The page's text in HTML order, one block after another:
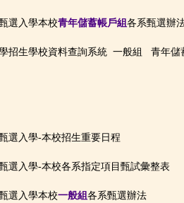
選入學本校青年儲蓄帳戶組 各系甄選辦
招生學校資料查詢系統 一般組 青年儲
選入學-本校招生重要日程
選入學-本校各系指定項目甄試彙整表
選入學本校一般組 各系甄選辦法